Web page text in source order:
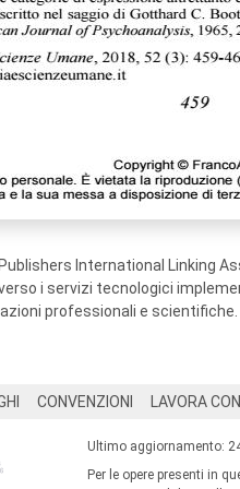
International Linking
i servizi tecnologici
professionali e scientifiche.
CONVENZIONI LAVORA
Ultimo aggiornamento:
Per le opere presenti in